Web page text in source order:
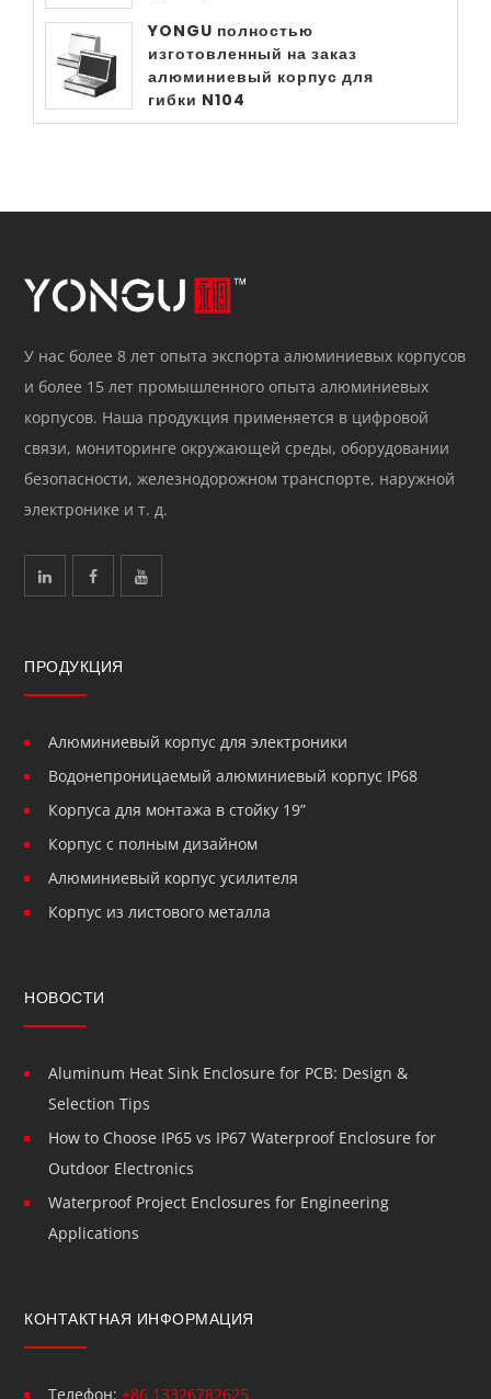
YONGU полностью
изготовленный на заказ
алюминиевый корпус для
гибки N104
У нас более 8 лет опыта экспорта алюминиевых корпусов
и более 15 лет промышленного опыта алюминиевых
корпусов. Наша продукция применяется в цифровой
связи, мониторинге окружающей среды, оборудовании
безопасности, железнодорожном транспорте, наружной
электронике и т. д.
ПРОДУКЦИЯ
Алюминиевый корпус для электроники
Водонепроницаемый алюминиевый корпус IP68
Корпуса для монтажа в стойку 19”
Корпус с полным дизайном
Алюминиевый корпус усилителя
Корпус из листового металла
НОВОСТИ
Aluminum Heat Sink Enclosure for PCB: Design &
Selection Tips
How to Choose IP65 vs IP67 Waterproof Enclosure for
Outdoor Electronics
Waterproof Project Enclosures for Engineering
Applications
КОНТАКТНАЯ ИНФОРМАЦИЯ
Телефон: +86 13326782625